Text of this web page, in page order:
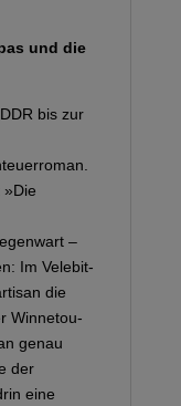
und die
bis zur
–
Im Velebit-
die
Winnetou-
genau
der
eine